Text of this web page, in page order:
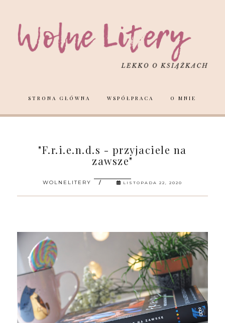
STRONA GŁÓWNA WSPÓŁPRACA O MNIE
"F.r.i.e.n.d.s - przyjaciele na
zawsze"
WOLNELITERY LISTOPADA 22, 2020